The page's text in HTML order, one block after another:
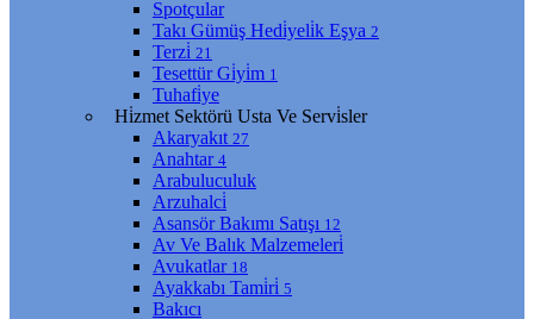
Spotçular
Takı Gümüş Hedi̇yeli̇k Eşya 2
Terzi̇ 21
Tesettür Gi̇yi̇m 1
Tuhafi̇ye
Hi̇zmet Sektörü Usta Ve Servi̇sler
Akaryakıt 27
Anahtar 4
Arabuluculuk
Arzuhalci̇
Asansör Bakımı Satışı 12
Av Ve Balık Malzemeleri̇
Avukatlar 18
Ayakkabı Tami̇ri̇ 5
Bakıcı